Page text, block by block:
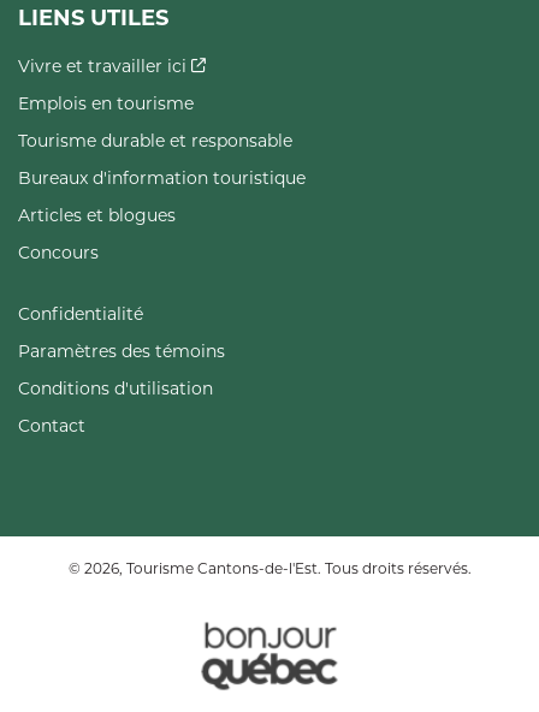
LIENS UTILES
Vivre et travailler ici
Emplois en tourisme
Tourisme durable et responsable
Bureaux d'information touristique
Articles et blogues
Concours
Confidentialité
Paramètres des témoins
Conditions d'utilisation
Contact
© 2026, Tourisme Cantons-de-l'Est. Tous droits réservés.